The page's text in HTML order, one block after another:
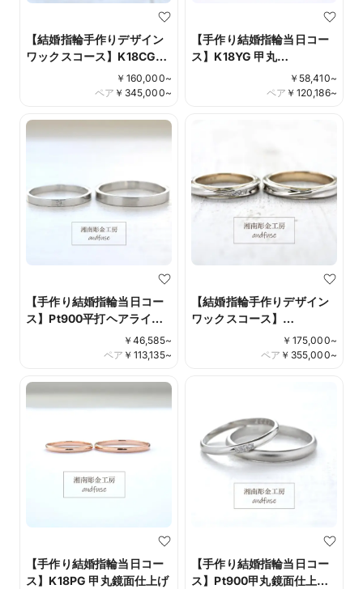
【結婚指輪手作りデザイン
ワックスコース】K18CG鏡
面仕上げ ハワイアン彫刻
Design No.012
￥ 160,000~
￥ 345,000~
ペア
【手作り結婚指輪当日コー
ス】K18YG 甲丸
minamo(みなも）＊当工房
オリジナル仕上げ
￥ 58,410~
￥ 120,186~
ペア
【手作り結婚指輪当日コー
ス】Pt900平打ヘアライン
￥ 46,585~
￥ 113,135~
ペア
【結婚指輪手作りデザイン
ワックスコース】
Pt900/K18CG 鏡面仕上げ
コンビネーションリング ダ
￥ 175,000~
￥ 355,000~
ペア
【手作り結婚指輪当日コー
ス】K18PG 甲丸鏡面仕上げ
【手作り結婚指輪当日コー
ス】Pt900甲丸鏡面仕上げ